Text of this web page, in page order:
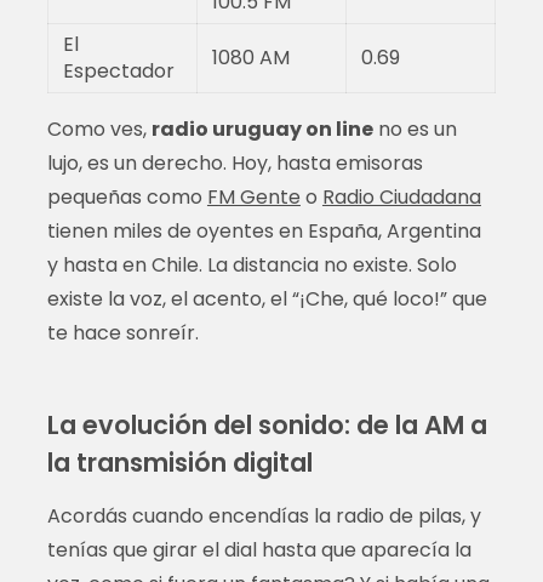
El
Espectador
1080 AM 0.69
Como ves, radio uruguay on lineno es un
lujo, es un derecho. Hoy, hasta emisoras
pequeñas como FM Gente o Radio Ciudadana
tienen miles de oyentes en España, Argentina
y hasta en Chile. La distancia no existe. Solo
existe la voz, el acento, el “¡Che, qué loco!” que
te hace sonreír.
La evolución del sonido: de la AM a
la transmisión digital
Acordás cuando encendías la radio de pilas, y
tenías que girar el dial hasta que aparecía la